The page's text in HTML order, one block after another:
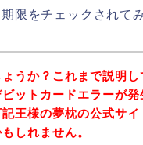
限をチェックされて
うか？これまで説明
ットカードエラーが
王様の夢枕の公式サ
しれません。